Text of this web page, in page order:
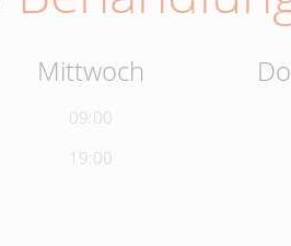
Mittwoch
09:00
19:00